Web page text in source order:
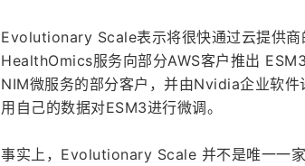
Evolutionary Scale表示将很快通过云提供
HealthOmics服务向部分AWS客户推出
NIM微服务的部分客户，并由Nvidia企业软
用自己的数据对ESM3进行微调。
事实上，Evolutionary Scale 并不是唯一一